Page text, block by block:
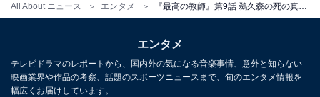
All About ニュース エンタメ
向き合うっている2周目の方が、そのリスクは高そうな
続出する中、次週いよいよ最終回。
この世界を「変えよう」と、ただひたすら生徒たちと向
エンタメ
テレビドラマのレポートから、国内外の気になる音楽事情、意外と知らない
映画業界や作品の考察、話題のスポーツニュースまで、旬のエンタメ情報を
幅広くお届けしています。